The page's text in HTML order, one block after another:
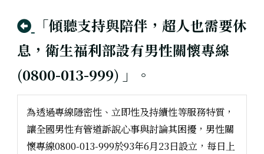
回上頁
「傾聽支持與陪伴，超人也需要休
息，衛生福利部設有男性關懷專線
(0800-013-999) 」。
為透過專線隱密性、立即性及持續性等服務特質，
讓全國男性有管道訴說心事與討論其困擾，男性關
懷專線0800-013-999於93年6月23日設立，每日上